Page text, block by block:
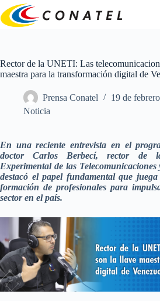
Saltar
al
contenido
Rector de la UNETI: Las
maestra para la transformación digital de
Prensa Conatel
19 de
Noticia
En una reciente entrevista en el
doctor Carlos Berbecí, rector de
Experimental de las
destacó el papel fundamental que
formación de profesionales para
sector en el país.